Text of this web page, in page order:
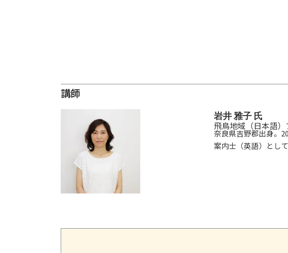
講師
岩井 雅子 氏
飛鳥地域（日本語）
奈良県吉野郡出身。
案内士（英語）とし